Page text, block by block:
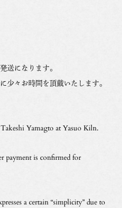
送になります。
少々お時間を頂戴いたします。
Yamagto at Yasuo Kiln.
payment is confirmed for
a certain “simplicity” due to